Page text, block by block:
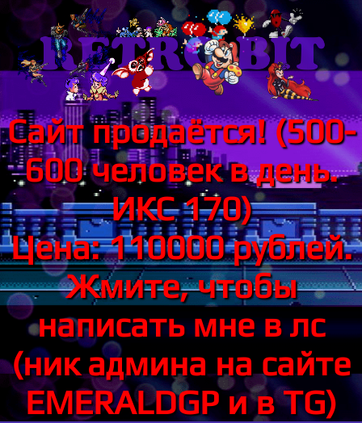
Сайт продаётся! (500-
600 человек в день.
ИКС 170)
Цена: 110000 рублей.
Жмите, чтобы
написать мне в лс
(ник админа на сайте
EMERALDGP и в TG)